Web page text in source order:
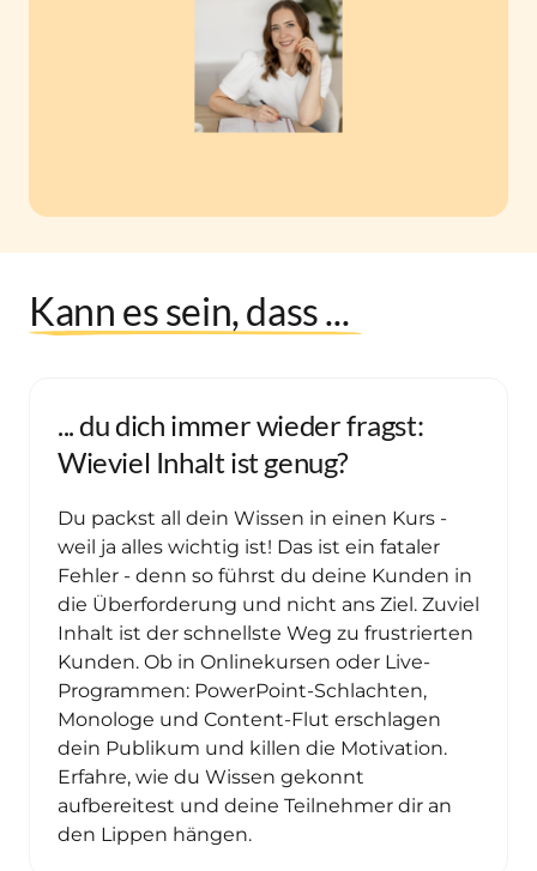
Kann es sein, dass ...
... du dich immer wieder fragst:
Wieviel Inhalt ist genug?
Du packst all dein Wissen in einen Kurs -
weil ja alles wichtig ist! Das ist ein fataler
Fehler - denn so führst du deine Kunden in
die Überforderung und nicht ans Ziel. Zuviel
Inhalt ist der schnellste Weg zu frustrierten
Kunden. Ob in Onlinekursen oder Live-
Programmen: PowerPoint-Schlachten,
Monologe und Content-Flut erschlagen
dein Publikum und killen die Motivation.
Erfahre, wie du Wissen gekonnt
aufbereitest und deine Teilnehmer dir an